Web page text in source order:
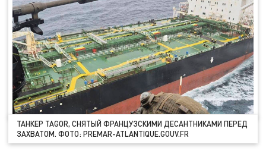
ТАНКЕР TAGOR, СНЯТЫЙ ФРАНЦУЗСКИМИ ДЕСАНТНИКАМИ ПЕРЕД
ЗАХВАТОМ. ФОТО: PREMAR-ATLANTIQUE.GOUV.FR